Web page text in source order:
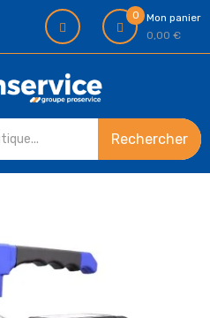
0
Mon panier
0,00 €
Rechercher